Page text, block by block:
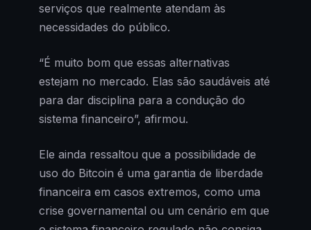
serviços que realmente atendam às
necessidades do público.
“É muito bom que essas alternativas
estejam no mercado. Elas são saudáveis até
para dar disciplina para a condução do
sistema financeiro”, afirmou.
Ele ainda ressaltou que a possibilidade de
uso do Bitcoin é uma garantia de liberdade
financeira em casos extremos, como uma
crise governamental ou um cenário em que